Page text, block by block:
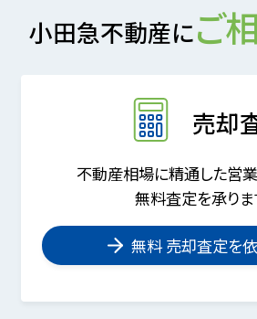
小田急不動産にご
売却
不動産相場に精通した営業
無料査定を承りま
無料 売却査定を